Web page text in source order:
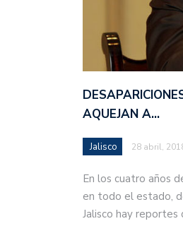
AQUEJAN A…
Jalisco 28 abril,
En los cuatro años
en todo el estado,
Jalisco hay